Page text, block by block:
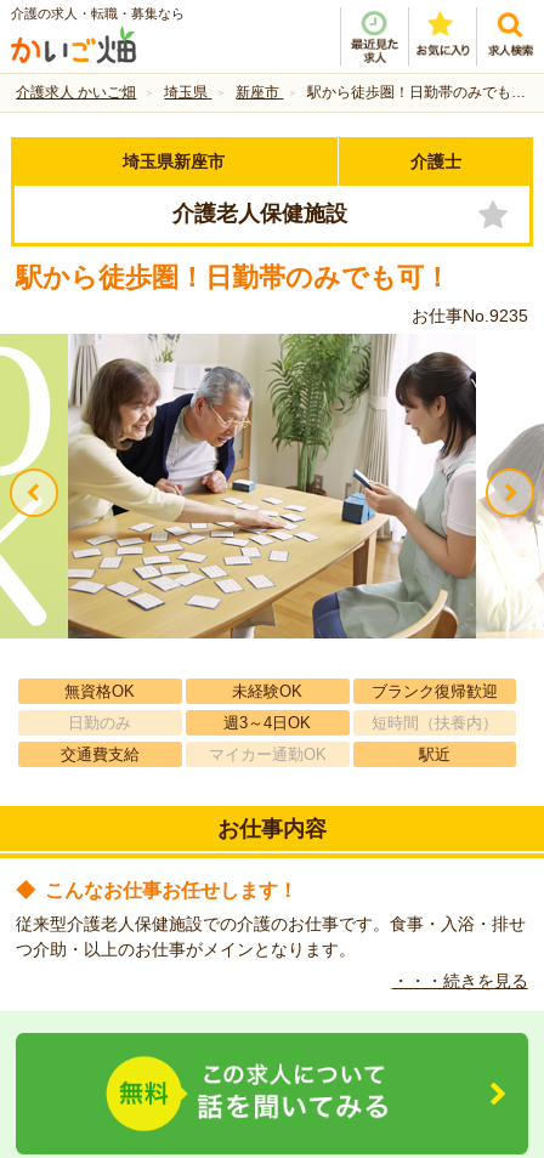
介護の求人・転職・募集なら
介護求人 かいご畑 埼玉県 新座市 駅から徒歩圏！日勤帯のみでも可！
埼玉県新座市 介護士
介護老人保健施設
駅から徒歩圏！日勤帯のみでも可！
お仕事No.9235
無資格OK 未経験OK
ブランク復帰歓迎
日勤のみ
週3～4日OK
短時間（扶養内）
交通費支給
マイカー通勤OK 駅近
お仕事内容
◆ こんなお仕事お任せします！
従来型介護老人保健施設での介護のお仕事です。食事・入浴・排せ
つ介助・以上のお仕事がメインとなります。
・・・続きを見る